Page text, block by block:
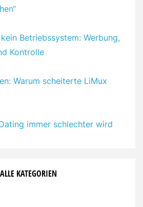
Betriebssystem: Werbung,
Kontrolle
Warum scheiterte LiMux
immer schlechter wird
ALLE KATEGORIEN